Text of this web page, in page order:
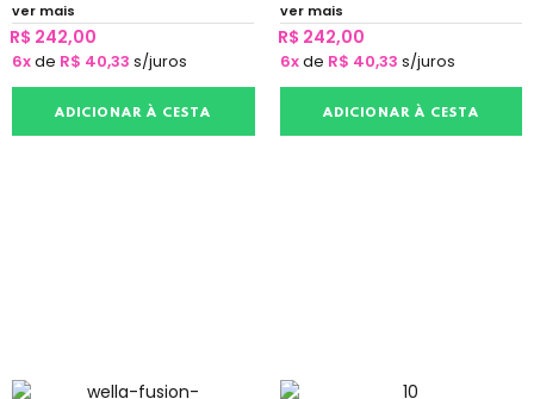
ver mais
R$ 242,00
6xde R$ 40,33 s/juros
ADICIONAR À CESTA
ver mais
R$ 242,00
6xde R$ 40,33 s/juros
ADICIONAR À CESTA